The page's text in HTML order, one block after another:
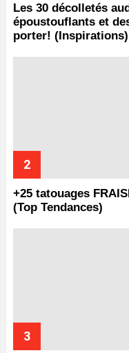
Les 30 décolletés
époustouflants et
porter! (Inspirations)
+25 tatouages
(Top Tendances)